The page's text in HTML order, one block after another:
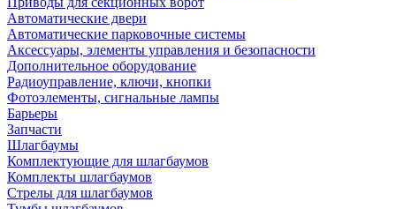
Автоматические двери
Автоматические парковочные системы
Аксессуары, элементы управления и безопасности
Дополнительное оборудование
Радиоуправление, ключи, кнопки
Фотоэлементы, сигнальные лампы
Барьеры
Запчасти
Шлагбаумы
Комплектующие для шлагбаумов
Комплекты шлагбаумов
Стрелы для шлагбаумов